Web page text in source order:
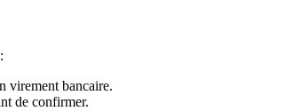
virement bancaire.
de confirmer.